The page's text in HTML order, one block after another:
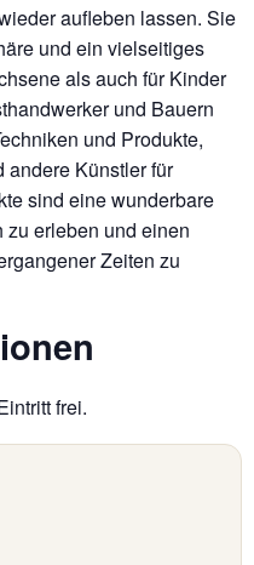
aufleben lassen. Sie
und ein vielseitiges
als auch für Kinder
und Bauern
und Produkte,
andere Künstler für
sind eine wunderbare
zu erleben und einen
Zeiten zu
frei.